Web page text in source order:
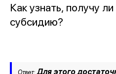
Как узнать, получу
субсидию?
Ответ: Для этого